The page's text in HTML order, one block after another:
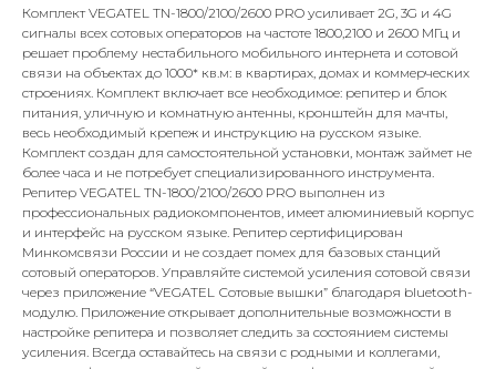
Комплект VEGATEL TN-1800/2100/2600 PRO усиливает 2G, 3G и 4G
сигналы всех сотовых операторов на частоте 1800,2100 и 2600 МГц и
решает проблему нестабильного мобильного интернета и сотовой
связи на объектах до 1000* кв.м: в квартирах, домах и коммерческих
строениях. Комплект включает все необходимое: репитер и блок
питания, уличную и комнатную антенны, кронштейн для мачты,
весь необходимый крепеж и инструкцию на русском языке.
Комплект создан для самостоятельной установки, монтаж займет не
более часа и не потребует специализированного инструмента.
Репитер VEGATEL TN-1800/2100/2600 PRO выполнен из
профессиональных радиокомпонентов, имеет алюминиевый корпус
и интерфейс на русском языке. Репитер сертифицирован
Минкомсвязи России и не создает помех для базовых станций
сотовый операторов. Управляйте системой усиления сотовой связи
через приложение “VEGATEL Сотовые вышки” благодаря bluetooth-
модулю. Приложение открывает дополнительные возможности в
настройке репитера и позволяет следить за состоянием системы
усиления. Всегда оставайтесь на связи с родными и коллегами,